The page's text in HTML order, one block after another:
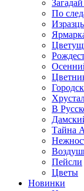
По
В
Тайна
Пейсли
Цветы
Новинки